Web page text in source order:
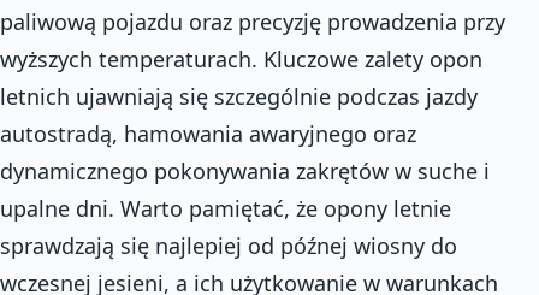
paliwową pojazdu oraz precyzję prowadzenia przy
wyższych temperaturach. Kluczowe zalety opon
letnich ujawniają się szczególnie podczas jazdy
autostradą, hamowania awaryjnego oraz
dynamicznego pokonywania zakrętów w suche i
upalne dni. Warto pamiętać, że opony letnie
sprawdzają się najlepiej od późnej wiosny do
wczesnej jesieni, a ich użytkowanie w warunkach